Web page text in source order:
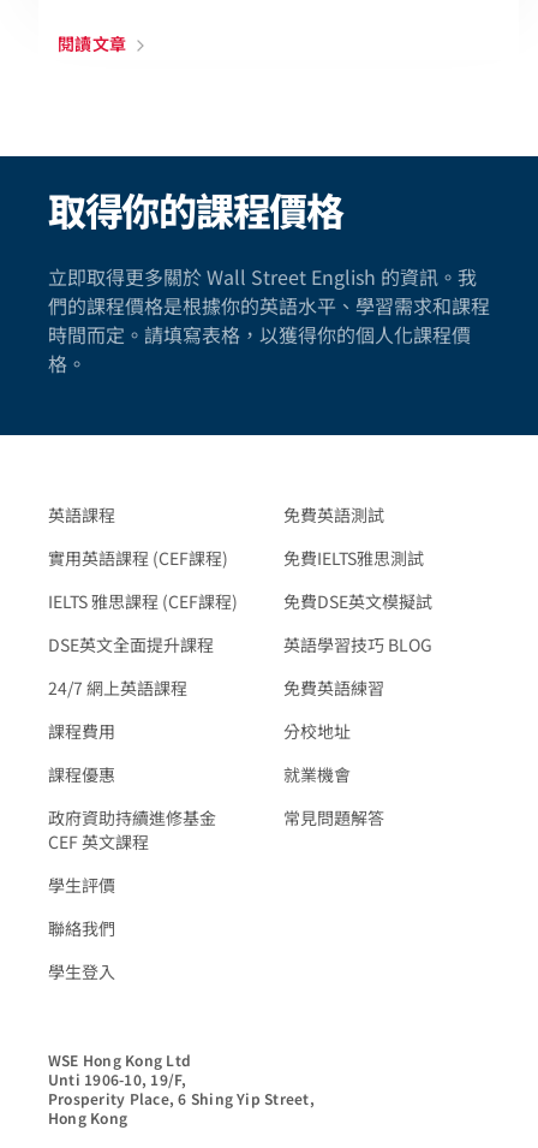
閱讀文章
取得你的課程價格
立即取得更多關於 Wall Street English 的資訊。我
們的課程價格是根據你的英語水平、學習需求和課程
時間而定。請填寫表格，以獲得你的個人化課程價
格。
英語課程
實用英語課程 (CEF課程)
IELTS 雅思課程 (CEF課程)
DSE英文全面提升課程
24/7 網上英語課程
課程費用
課程優惠
政府資助持續進修基金
CEF 英文課程
學生評價
聯絡我們
學生登入
免費英語測試
免費IELTS雅思測試
免費DSE英文模擬試
英語學習技巧 BLOG
免費英語練習
分校地址
就業機會
常見問題解答
WSE Hong Kong Ltd
Unti 1906-10, 19/F,
Prosperity Place, 6 Shing Yip Street,
Hong Kong